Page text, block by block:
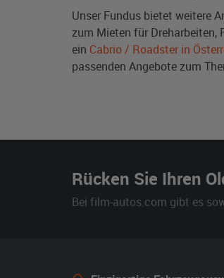
Unser Fundus bietet weitere
zum Mieten für
ein Cabrio / Roadster in
passenden Angebote zum
Rücken Sie Ihren
Bei film-autos.com gibt es